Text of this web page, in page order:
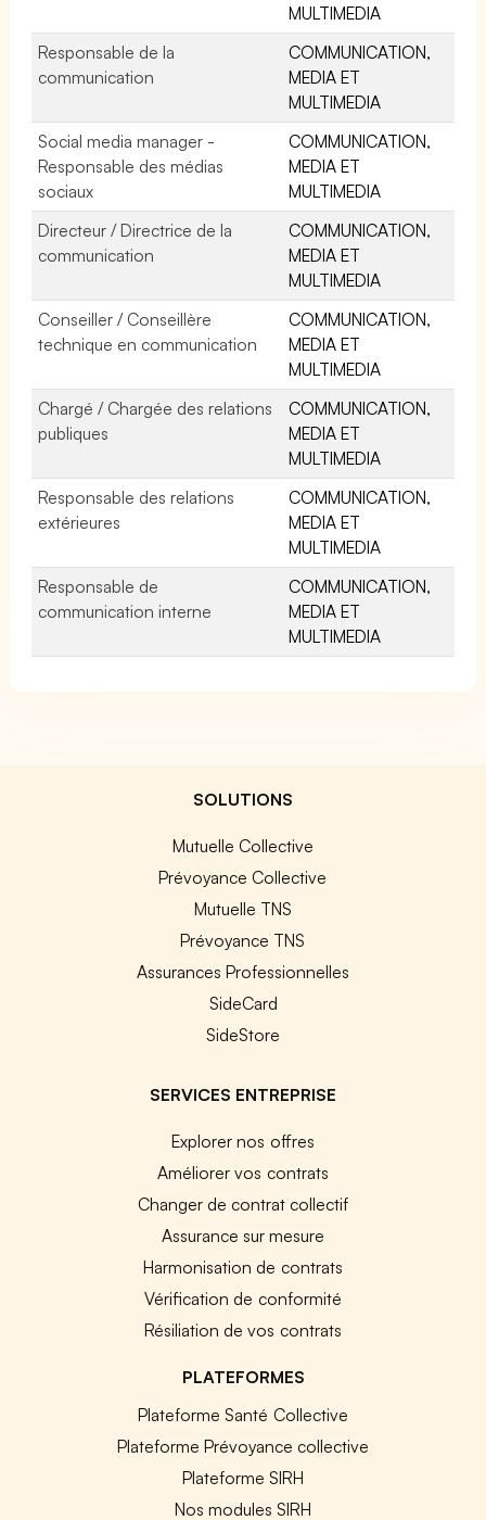
MULTIMEDIA
Responsable de la
communication
COMMUNICATION,
MEDIA ET
MULTIMEDIA
Social media manager -
Responsable des médias
sociaux
COMMUNICATION,
MEDIA ET
MULTIMEDIA
Directeur / Directrice de la
communication
COMMUNICATION,
MEDIA ET
MULTIMEDIA
Conseiller / Conseillère
technique en communication
COMMUNICATION,
MEDIA ET
MULTIMEDIA
Chargé / Chargée des relations
publiques
COMMUNICATION,
MEDIA ET
MULTIMEDIA
Responsable des relations
extérieures
COMMUNICATION,
MEDIA ET
MULTIMEDIA
Responsable de
communication interne
COMMUNICATION,
MEDIA ET
MULTIMEDIA
SOLUTIONS
Mutuelle Collective
Prévoyance Collective
Mutuelle TNS
Prévoyance TNS
Assurances Professionnelles
SideCard
SideStore
SERVICES ENTREPRISE
Explorer nos offres
Améliorer vos contrats
Changer de contrat collectif
Assurance sur mesure
Harmonisation de contrats
Vérification de conformité
Résiliation de vos contrats
PLATEFORMES
Plateforme Santé Collective
Plateforme Prévoyance collective
Plateforme SIRH
Nos modules SIRH